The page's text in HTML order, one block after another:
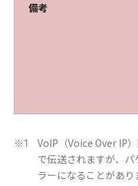
備考
※1
VoIP（Voice Over IP
で伝送されますが、
ラーになることがあり